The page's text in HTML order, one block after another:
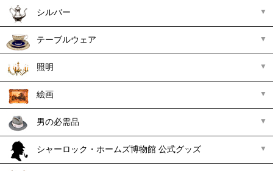
シルバー
テーブルウェア
照明
絵画
男の必需品
シャーロック・ホームズ博物館 公式グッズ